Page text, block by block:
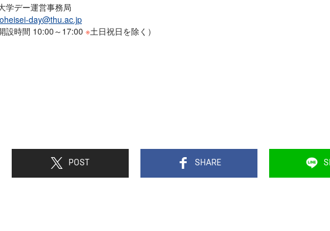
学デー運営事務局
day@thu.ac.jp
設時間 10:00～17:00 ※土日祝日を除く）
POST SHARE